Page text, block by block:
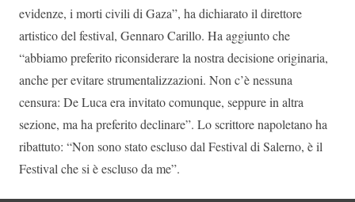
evidenze, i morti civili di Gaza”, ha dichiarato il direttore
artistico del festival, Gennaro Carillo. Ha aggiunto che
“abbiamo preferito riconsiderare la nostra decisione originaria,
anche per evitare strumentalizzazioni. Non c’è nessuna
censura: De Luca era invitato comunque, seppure in altra
sezione, ma ha preferito declinare”. Lo scrittore napoletano ha
ribattuto: “Non sono stato escluso dal Festival di Salerno, è il
Festival che si è escluso da me”.